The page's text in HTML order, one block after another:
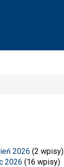
2026 (2 wpisy)
2026 (16 wpisy)